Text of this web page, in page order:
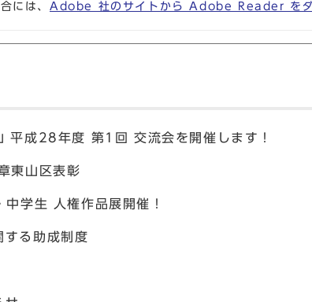
には、 Adobe 社のサイトから Adobe Reader をダ
平成28年度 第1回 交流会を開催します！
東山区表彰
学生 人権作品展開催！
る助成制度